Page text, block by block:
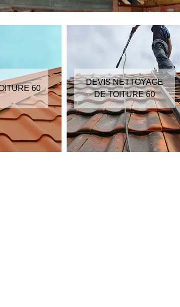
60
DEVIS NETTOYAGE
DE TOITURE 60